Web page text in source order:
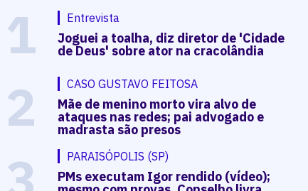
1 Entrevista
Joguei a toalha, diz diretor de 'Cidade
de Deus' sobre ator na cracolândia
2 CASO GUSTAVO FEITOSA
Mãe de menino morto vira alvo de
ataques nas redes; pai advogado e
madrasta são presos
PARAISÓPOLIS (SP)
PMs executam Igor rendido (vídeo);